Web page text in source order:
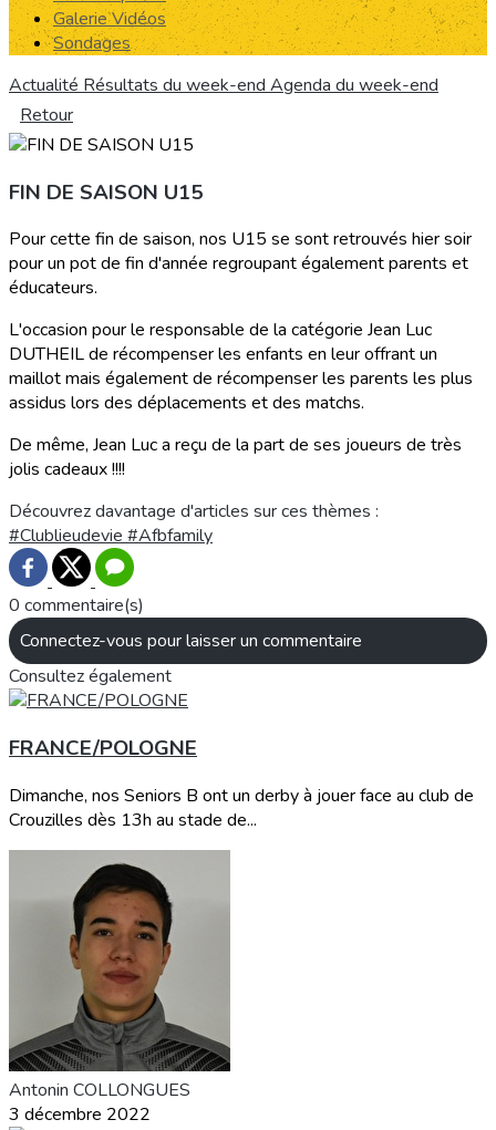
Galerie Vidéos
Sondages
Actualité Résultats du week-end Agenda du week-end
Retour
FIN DE SAISON U15
Pour cette fin de saison, nos U15 se sont retrouvés hier soir
pour un pot de fin d'année regroupant également parents et
éducateurs.
L'occasion pour le responsable de la catégorie Jean Luc
DUTHEIL de récompenser les enfants en leur offrant un
maillot mais également de récompenser les parents les plus
assidus lors des déplacements et des matchs.
De même, Jean Luc a reçu de la part de ses joueurs de très
jolis cadeaux !!!!
Découvrez davantage d'articles sur ces thèmes :
#Clublieudevie#Afbfamily
0 commentaire(s)
Connectez-vous pour laisser un commentaire
Consultez également
FRANCE/POLOGNE
Dimanche, nos Seniors B ont un derby à jouer face au club de
Crouzilles dès 13h au stade de...
Antonin COLLONGUES
3 décembre 2022